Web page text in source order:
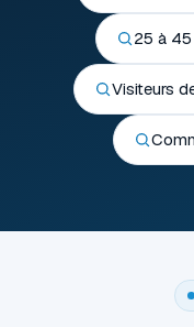
25 à
Visiteurs